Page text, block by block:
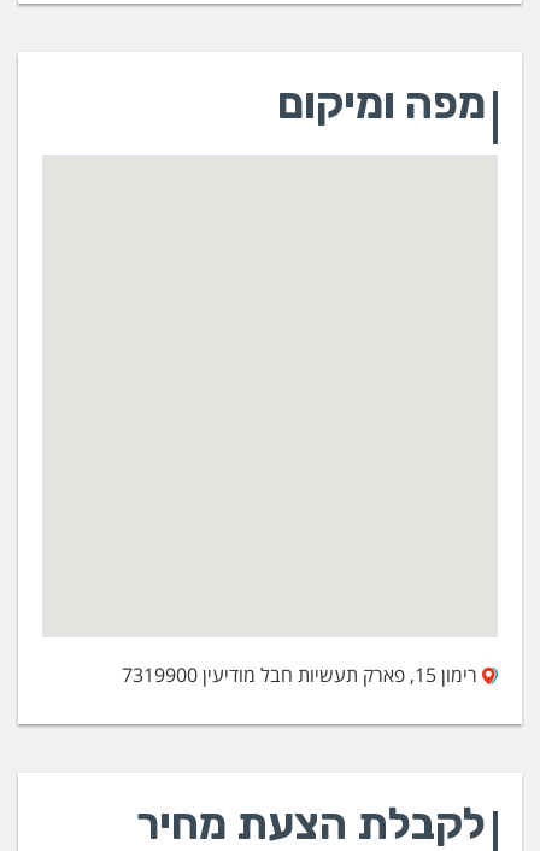
מפה ומיקום
רימון 15, פארק תעשיות חבל מודיעין 7319900
לקבלת הצעת מחיר